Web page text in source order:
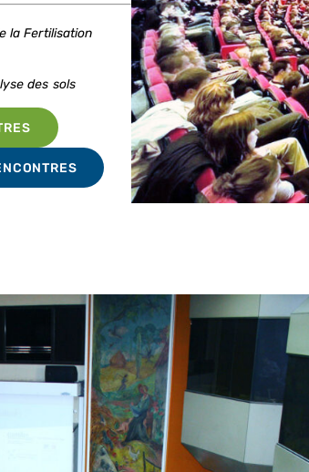
la Fertilisation
des sols